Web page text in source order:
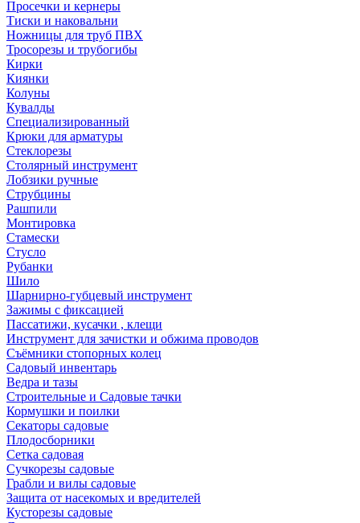
Просечки и кернеры
Тиски и наковальни
Ножницы для труб ПВХ
Тросорезы и трубогибы
Кирки
Киянки
Колуны
Кувалды
Специализированный
Крюки для арматуры
Стеклорезы
Столярный инструмент
Лобзики ручные
Струбцины
Рашпили
Монтировка
Стамески
Стусло
Рубанки
Шило
Шарнирно-губцевый инструмент
Зажимы с фиксацией
Пассатижи, кусачки , клещи
Инструмент для зачистки и обжима проводов
Съёмники стопорных колец
Садовый инвентарь
Ведра и тазы
Строительные и Садовые тачки
Кормушки и поилки
Секаторы садовые
Плодосборники
Сетка садовая
Сучкорезы садовые
Грабли и вилы садовые
Защита от насекомых и вредителей
Кусторезы садовые